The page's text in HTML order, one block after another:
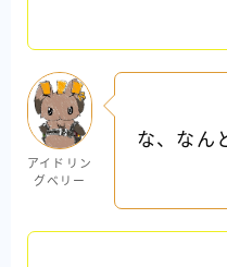
アイドリン
グベリー
な、なん